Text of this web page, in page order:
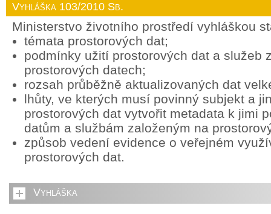
Vyhláška 103/2010 Sb.
Ministerstvo životního prostředí vyhláškou
témata prostorových dat;
podmínky užití prostorových dat a služeb
prostorových datech;
rozsah průběžně aktualizovaných dat
lhůty, ve kterých musí povinný subjekt a
prostorových dat vytvořit metadata k jimi
datům a službám založeným na
způsob vedení evidence o veřejném
prostorových dat.
Vyhláška